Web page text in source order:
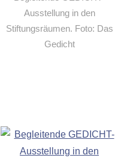
Ausstellung in den
Stiftungsräumen. Foto: Das
Gedicht